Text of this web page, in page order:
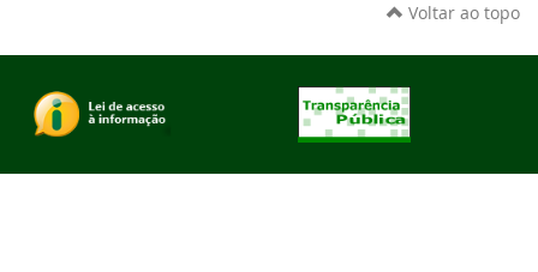
Voltar ao topo